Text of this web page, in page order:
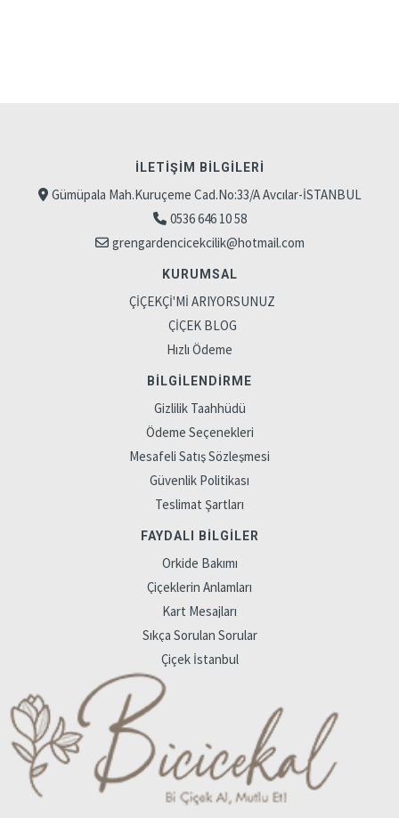
İLETIŞIM BILGILERI
Gümüpala Mah.Kuruçeme Cad.No:33/A Avcılar-İSTANBUL
0536 646 10 58
grengardencicekcilik@hotmail.com
KURUMSAL
ÇİÇEKÇİ'Mİ ARIYORSUNUZ
ÇİÇEK BLOG
Hızlı Ödeme
BILGILENDIRME
Gizlilik Taahhüdü
Ödeme Seçenekleri
Mesafeli Satış Sözleşmesi
Güvenlik Politikası
Teslimat Şartları
FAYDALI BILGILER
Orkide Bakımı
Çiçeklerin Anlamları
Kart Mesajları
Sıkça Sorulan Sorular
Çiçek İstanbul